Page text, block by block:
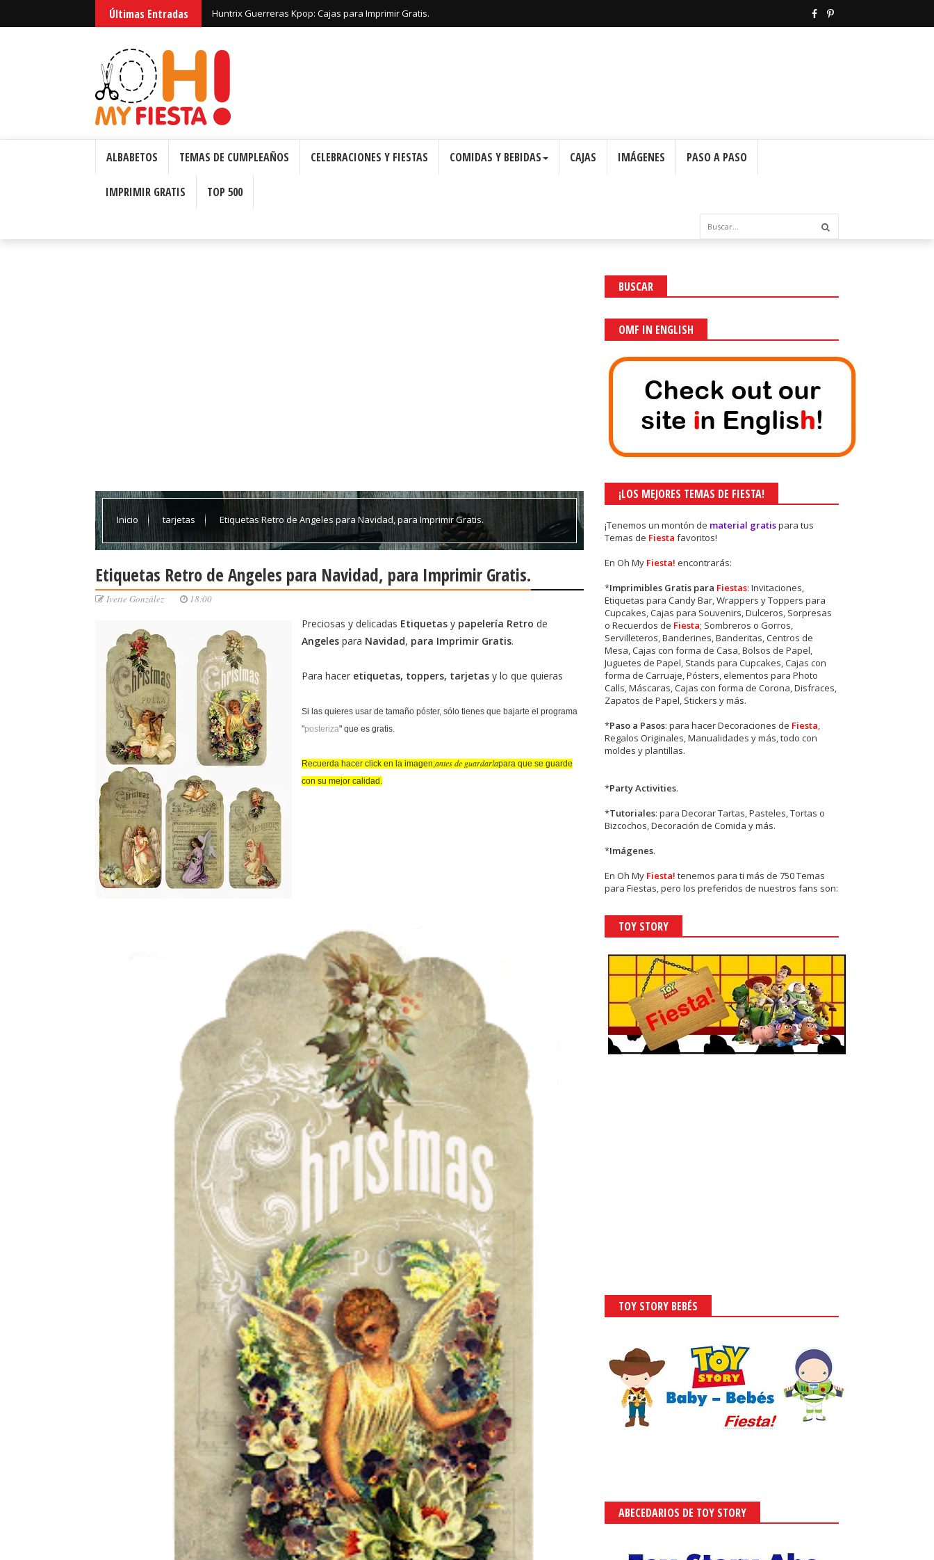
Últimas Entradas Huntrix Guerreras Kpop: Cajas para Imprimir Gratis.
ALBABETOS TEMAS DE CUMPLEAÑOS CELEBRACIONES Y FIESTAS COMIDAS Y BEBIDAS CAJAS IMÁGENES PASO A PASO
IMPRIMIR GRATIS TOP 500
Inicio tarjetas Etiquetas Retro de Angeles para Navidad, para Imprimir Gratis.
Etiquetas Retro de Angeles para Navidad, para Imprimir Gratis.
Ivette González 18:00
Preciosas y delicadas Etiquetas y papelería Retro de
Angeles para Navidad, para Imprimir Gratis.
Para hacer etiquetas, toppers, tarjetas y lo que quieras
Si las quieres usar de tamaño póster, sólo tienes que bajarte el programa
"posteriza" que es gratis.
Recuerda hacer click en la imagen;antes de guardarlapara que se guarde
con su mejor calidad.
BUSCAR
OMF IN ENGLISH
¡LOS MEJORES TEMAS DE FIESTA!
¡Tenemos un montón de material gratispara tus
Temas de Fiestafavoritos!
En Oh My Fiesta!encontrarás:
*Imprimibles Gratis para Fiestas: Invitaciones,
Etiquetas para Candy Bar, Wrappers y Toppers para
Cupcakes, Cajas para Souvenirs, Dulceros, Sorpresas
o Recuerdos de Fiesta; Sombreros o Gorros,
Servilleteros, Banderines, Banderitas, Centros de
Mesa, Cajas con forma de Casa, Bolsos de Papel,
Juguetes de Papel, Stands para Cupcakes, Cajas con
forma de Carruaje, Pósters, elementos para Photo
Calls, Máscaras, Cajas con forma de Corona, Disfraces,
Zapatos de Papel, Stickers y más.
*Paso a Pasos: para hacer Decoraciones de Fiesta,
Regalos Originales, Manualidades y más, todo con
moldes y plantillas.
*Party Activities.
*Tutoriales: para Decorar Tartas, Pasteles, Tortas o
Bizcochos, Decoración de Comida y más.
*Imágenes.
EnOh My Fiesta! tenemos para ti más de 750 Temas
para Fiestas, pero los preferidos de nuestros fans son:
TOY STORY
TOY STORY BEBÉS
ABECEDARIOS DE TOY STORY